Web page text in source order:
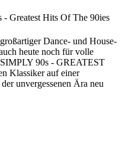
- Greatest Hits Of The 90ies
Dance- und House-
heute noch für volle
90s - GREATEST
Klassiker auf einer
unvergessenen Ära neu